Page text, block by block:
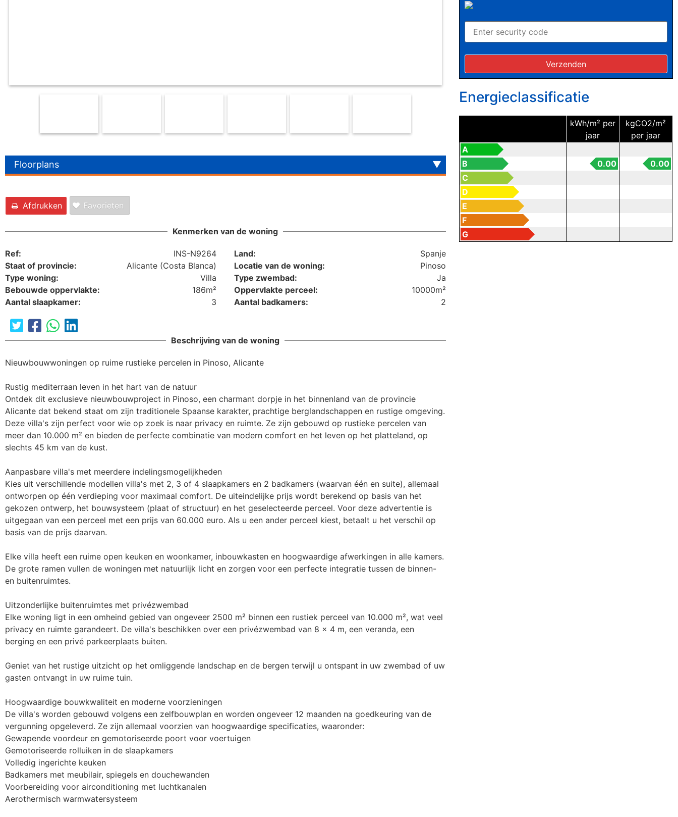
Floorplans
Afdrukken Favorieten
Kenmerken van de woning
Ref: INS-N9264 Land:
Spanje
Staat of provincie:
Alicante (Costa Blanca) Locatie van de woning:
Pinoso
Type woning:
Villa Type zwembad:
Ja
Bebouwde oppervlakte:
186m² Oppervlakte perceel:
10000m²
Aantal slaapkamer:
3 Aantal badkamers: 2
Beschrijving van de woning
Nieuwbouwwoningen op ruime rustieke percelen in Pinoso, Alicante
Rustig mediterraan leven in het hart van de natuur
Ontdek dit exclusieve nieuwbouwproject in Pinoso, een charmant dorpje in het binnenland van de provincie
Alicante dat bekend staat om zijn traditionele Spaanse karakter, prachtige berglandschappen en rustige omgeving.
Deze villa's zijn perfect voor wie op zoek is naar privacy en ruimte. Ze zijn gebouwd op rustieke percelen van
meer dan 10.000 m² en bieden de perfecte combinatie van modern comfort en het leven op het platteland, op
slechts 45 km van de kust.
Aanpasbare villa's met meerdere indelingsmogelijkheden
Kies uit verschillende modellen villa's met 2, 3 of 4 slaapkamers en 2 badkamers (waarvan één en suite), allemaal
ontworpen op één verdieping voor maximaal comfort. De uiteindelijke prijs wordt berekend op basis van het
gekozen ontwerp, het bouwsysteem (plaat of structuur) en het geselecteerde perceel. Voor deze advertentie is
uitgegaan van een perceel met een prijs van 60.000 euro. Als u een ander perceel kiest, betaalt u het verschil op
basis van de prijs daarvan.
Elke villa heeft een ruime open keuken en woonkamer, inbouwkasten en hoogwaardige afwerkingen in alle kamers.
De grote ramen vullen de woningen met natuurlijk licht en zorgen voor een perfecte integratie tussen de binnen-
en buitenruimtes.
Uitzonderlijke buitenruimtes met privézwembad
Elke woning ligt in een omheind gebied van ongeveer 2500 m² binnen een rustiek perceel van 10.000 m², wat veel
privacy en ruimte garandeert. De villa's beschikken over een privézwembad van 8 x 4 m, een veranda, een
berging en een privé parkeerplaats buiten.
Geniet van het rustige uitzicht op het omliggende landschap en de bergen terwijl u ontspant in uw zwembad of uw
gasten ontvangt in uw ruime tuin.
Hoogwaardige bouwkwaliteit en moderne voorzieningen
De villa's worden gebouwd volgens een zelfbouwplan en worden ongeveer 12 maanden na goedkeuring van de
vergunning opgeleverd. Ze zijn allemaal voorzien van hoogwaardige specificaties, waaronder:
Gewapende voordeur en gemotoriseerde poort voor voertuigen
Gemotoriseerde rolluiken in de slaapkamers
Volledig ingerichte keuken
Badkamers met meubilair, spiegels en douchewanden
Voorbereiding voor airconditioning met luchtkanalen
Aerothermisch warmwatersysteem
Energieclassificatie
kWh/m² per
jaar
kgCO2/m²
per jaar
A
B
0.00
0.00
C
D
E
F
G